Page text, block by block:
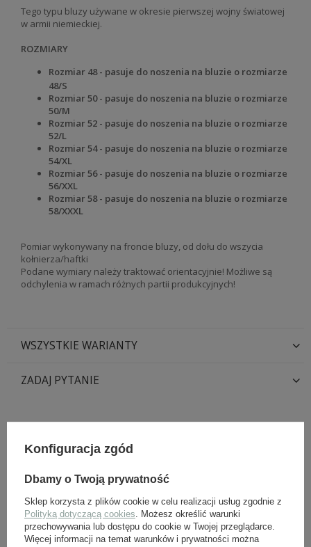
Tego typu bluzy używane w okresie pierwszej wojny światowej
w armii niemieckiej.
ROZMIARY
Rozmiar 48 - pasuje do noszenia na bluzie o rozmiarze
48/S
Rozmiar 50 - pasuje do noszenia na bluzie o rozmiarze
50/M
Rozmiar 52 - pasuje do noszenia na bluzie o rozmiarze
52/L
Rozmiar 54 - pasuje do noszenia na bluzie o rozmiarze
54/XL
Rozmiar 56 - pasuje do noszenia na bluzie o rozmiarze
56/XXL
Rozmiar 58 - pasuje do noszenia na bluzie o rozmiarze
58/XXXL
Pomiar wykonywany na froncie bluzy, od dołu do wszycia
kołnierza/haftki
Podane wymiary należy traktować orientacyjnie! Możliwe są
odchylenia w ramach różnych partii produkcyjnych!
WSZYSTKIE WARIANTY
ZADAJ PYTANIE
TAKŻE:
Konfiguracja zgód
Dbamy o Twoją prywatność
Sklep korzysta z plików cookie w celu realizacji usług zgodnie z
Polityką dotyczącą cookies . Możesz określić warunki
przechowywania lub dostępu do cookie w Twojej przeglądarce.
Więcej informacji na temat warunków i prywatności można